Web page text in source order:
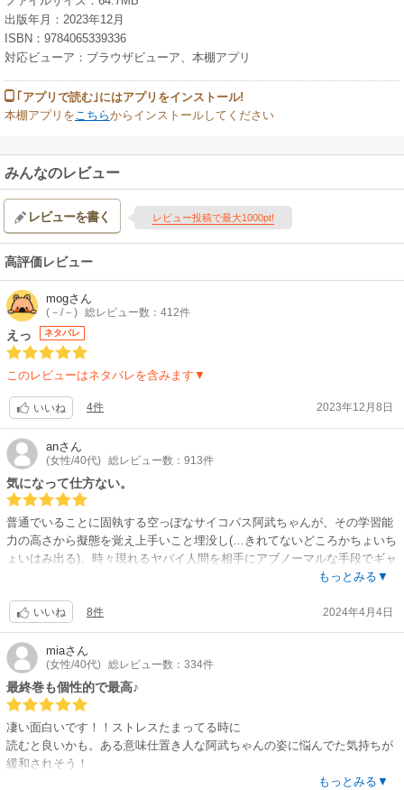
出版年月：2023年12月
ISBN：9784065339336
対応ビューア：ブラウザビューア、本棚アプリ
｢アプリで読む｣にはアプリをインストール!
本棚アプリを こちらからインストールしてください
みんなのレビュー
レビューを書く レビュー投稿で最大1000pt!
高評価レビュー
mogさん
(－/－) 総レビュー数：412件
えっ ネタバレ
このレビューはネタバレを含みます▼
いいね 4件 2023年12月8日
anさん
(女性/40代) 総レビュー数：913件
気になって仕方ない。
普通でいることに固執する空っぽなサイコパス阿武ちゃんが、その学習能
力の高さから擬態を覚え上手いこと埋没し(…きれてないどころかちょいち
ょいはみ出る)、時々現れるヤバイ人間を相手にアブノーマルな手段でギャ
行動を起こすか予測不能な点が面白く、不思議な事にとても魅力的です。
思考のサイコ感がツボ。
悪意の誇張されたキャラが頻出すると食傷気味になる事しばしばなのです
が、此方はそれもむしろ面白要素でした。展開の転び方が気になってしゃ
あない。普通からはみ出たニチャッとした笑い方、好きです。
もっとみる▼
いいね 8件 2024年4月4日
miaさん
(女性/40代) 総レビュー数：334件
最終巻も個性的で最高♪
凄い面白いです！！ストレスたまってる時に
読むと良いかも。ある意味仕置き人な阿武ちゃんの姿に悩んでた気持ちが
緩和されそう！
もっとみる▼